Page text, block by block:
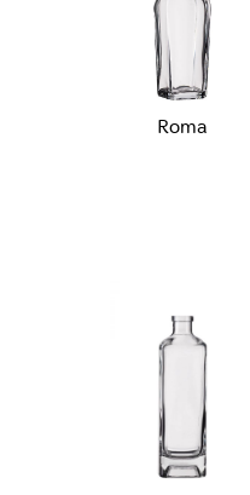
Roma